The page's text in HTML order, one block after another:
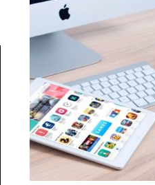
markedet er Minsundhed
App Android